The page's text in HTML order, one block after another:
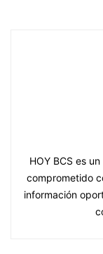
HOY BCS es
comprometido
información